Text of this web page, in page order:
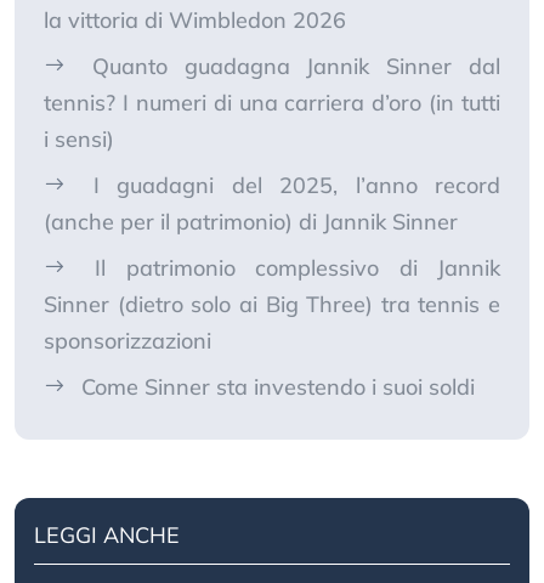
la vittoria di Wimbledon 2026
Quanto guadagna Jannik Sinner dal
tennis? I numeri di una carriera d’oro (in tutti
i sensi)
I guadagni del 2025, l’anno record
(anche per il patrimonio) di Jannik Sinner
Il patrimonio complessivo di Jannik
Sinner (dietro solo ai Big Three) tra tennis e
sponsorizzazioni
Come Sinner sta investendo i suoi soldi
LEGGI ANCHE